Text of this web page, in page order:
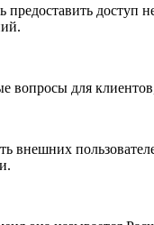
доступ
вопросы для
внешних